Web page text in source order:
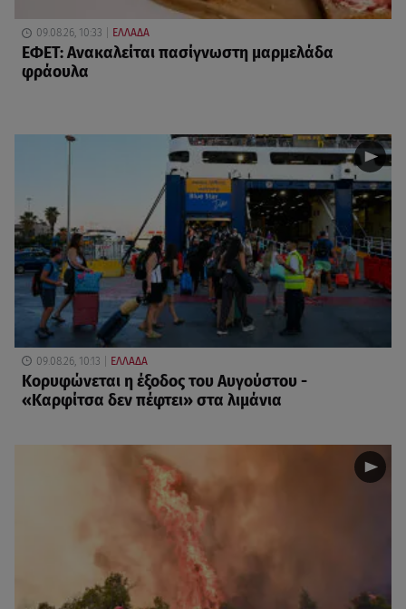
09.08.26, 10:33 ΕΛΛΑΔΑ
ΕΦΕΤ: Ανακαλείται πασίγνωστη μαρμελάδα
φράουλα
09.08.26, 10:13 ΕΛΛΑΔΑ
Κορυφώνεται η έξοδος του Αυγούστου -
«Καρφίτσα δεν πέφτει» στα λιμάνια